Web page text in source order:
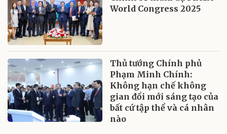
World Congress 2025
Thủ tướng Chính phủ
Phạm Minh Chính:
Không hạn chế không
gian đổi mới sáng tạo của
bất cứ tập thể và cá nhân
nào